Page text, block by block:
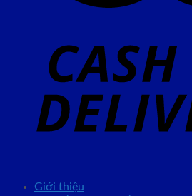
Giới thiệu